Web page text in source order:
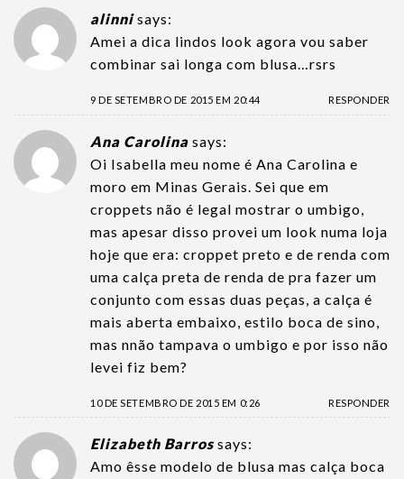
alinni says:
Amei a dica lindos look agora vou saber
combinar sai longa com blusa…rsrs
9 DE SETEMBRO DE 2015 EM 20:44 RESPONDER
Ana Carolina says:
Oi Isabella meu nome é Ana Carolina e
moro em Minas Gerais. Sei que em
croppets não é legal mostrar o umbigo,
mas apesar disso provei um look numa loja
hoje que era: croppet preto e de renda com
uma calça preta de renda de pra fazer um
conjunto com essas duas peças, a calça é
mais aberta embaixo, estilo boca de sino,
mas nnão tampava o umbigo e por isso não
levei fiz bem?
10 DE SETEMBRO DE 2015 EM 0:26 RESPONDER
Elizabeth Barros says:
Amo êsse modelo de blusa mas calça boca